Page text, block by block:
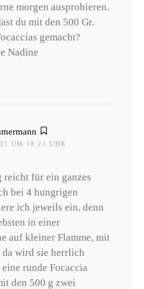
morgen ausprobieren.
du mit den 500 Gr.
gemacht?
Nadine
UM 18:21 UHR
reicht für ein ganzes
bei 4 hungrigen
ich jeweils ein, denn
in einer
auf kleiner Flamme, mit
wird sie herrlich
runde Focaccia
den 500 g zwei